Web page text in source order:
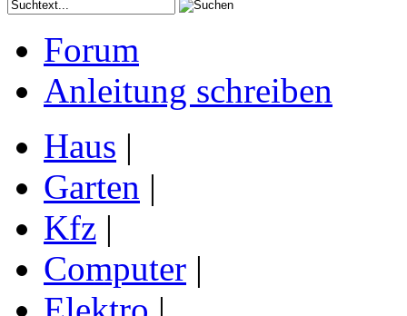
Forum
Anleitung schreiben
Haus |
Garten |
Kfz |
Computer |